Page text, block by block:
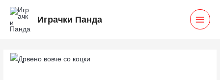
Skip
content
Играчки Панда
Дрвено